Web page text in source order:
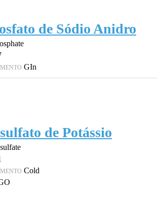
de Sódio Anidro
GIn
de Potássio
Cold